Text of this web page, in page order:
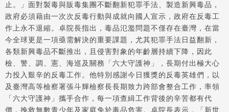
止。」面對製毒與販毒集團不斷翻新犯罪手法、製造新興毒品，
政府必須藉由一次次反毒行動與成就向國人宣示，政府在反毒工
作上永不退縮。卓院長指出，毒品氾濫問題不僅存在臺灣，在當
今全球更是一項亟需解決的重要課題，尤其犯罪手法日益翻新，
各類新興毒品不斷推出，且侵害對象的年齡層持續下降，因此
檢、警、調、憲、海巡及關務「六大守護神」，長期付出極大心
力投入艱辛的反毒工作。他特別感謝今日獲獎的反毒英雄們，以
及臺灣高等檢察署張斗輝檢察長長期致力跨部會整合工作，率領
「六大守護神」攜手合作，每一項查緝工作背後的辛苦都有代
價，挽救無數青少年及家庭免於毒品危害。卓院長表示，「新世